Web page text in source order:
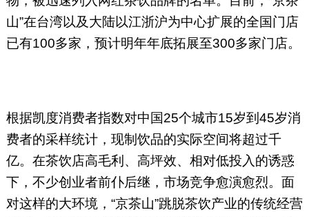
山”在台湾以及大陆以江浙沪为中心扩展的全国门店
已有100多家，预计明年年底拓展至300多家门店。
根据凯度消费者指数对中国25个城市15岁到45岁消
费者的采样统计，现制饮品的实际空间将超过千
亿。在茶饮店高毛利、高坪效、相对低投入的诱惑
下，不少创业者前仆后继，市场竞争愈演愈烈。面
对这样的大环境，“京茶山”跳脱茶饮产业的传统经营